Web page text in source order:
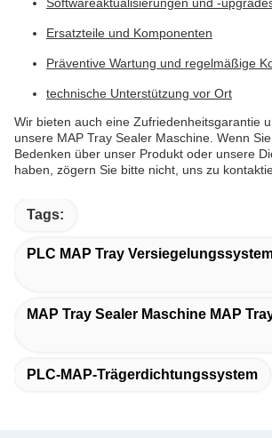
Ersatzteile und Komponenten
Präventive Wartung und regelmäßige
technische Unterstützung vor Ort
Wir bieten auch eine Zufriedenheitsgarantie
unsere MAP Tray Sealer Maschine. Wenn
Bedenken über unser Produkt oder unsere
haben, zögern Sie bitte nicht, uns zu
Tags:
PLC MAP Tray
MAP Tray Sealer Maschine MAP
PLC-MAP-Trägerdichtungssystem